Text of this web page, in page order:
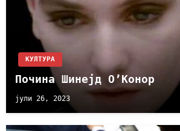
КУЛТУРА
Почина Шинејд О’Конор
јули 26, 2023